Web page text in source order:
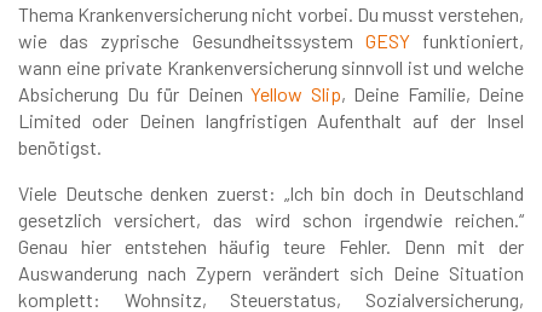
Thema Krankenversicherung nicht vorbei. Du musst verstehen,
wie das zyprische Gesundheitssystem GESYfunktioniert,
wann eine private Krankenversicherung sinnvoll ist und welche
Absicherung Du für Deinen Yellow Slip, Deine Familie, Deine
Limited oder Deinen langfristigen Aufenthalt auf der Insel
benötigst.
Viele Deutsche denken zuerst: „Ich bin doch in Deutschland
gesetzlich versichert, das wird schon irgendwie reichen.“
Genau hier entstehen häufig teure Fehler. Denn mit der
Auswanderung nach Zypern verändert sich Deine Situation
komplett: Wohnsitz, Steuerstatus, Sozialversicherung,